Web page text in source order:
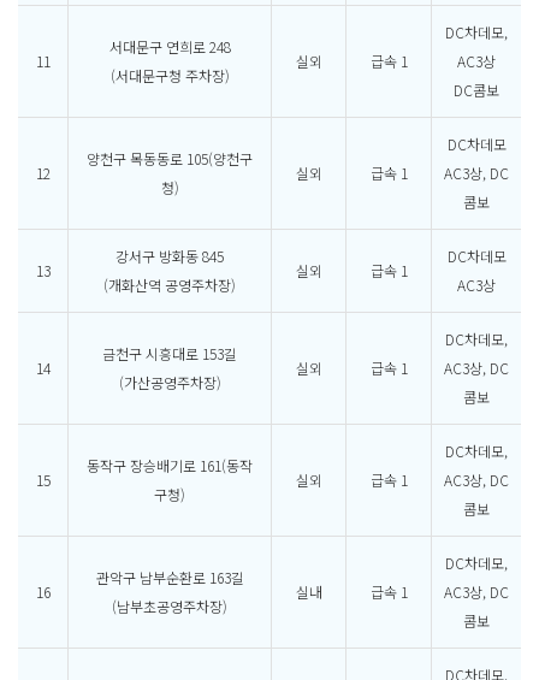
11
서대문구 연희로 248
(서대문구청 주차장)
실외 급속 1
DC차데모,
AC3상
DC콤보
12
양천구 목동동로 105(양천구
청)
실외 급속 1
DC차데모
AC3상, DC
콤보
13
강서구 방화동 845
(개화산역 공영주차장)
실외 급속 1
DC차데모
AC3상
14
금천구 시흥대로 153길
(가산공영주차장)
실외 급속 1
DC차데모,
AC3상, DC
콤보
15
동작구 장승배기로 161(동작
구청)
실외 급속 1
DC차데모,
AC3상, DC
콤보
16
관악구 남부순환로 163길
(남부초공영주차장)
실내 급속 1
DC차데모,
AC3상, DC
콤보
DC차데모,